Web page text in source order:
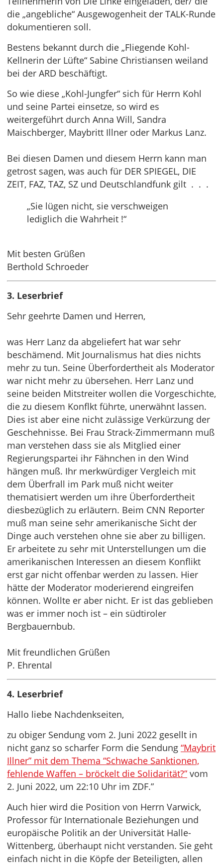
die „angebliche“ Ausgewogenheit der TALK-Runde
dokumentieren soll.
Bestens bekannt durch die „Fliegende Kohl-
Kellnerin der Lüfte“ Sabine Christiansen weiland
bei der ARD beschäftigt.
So wie diese „Kohl-Jungfer“ sich für Herrn Kohl
und seine Partei einsetze, so wird es
weitergeführt durch Anna Will, Sandra
Maischberger, Maybritt Illner oder Markus Lanz.
Bei diesen Damen und diesem Herrn kann man
getrost sagen, was auch für DER SPIEGEL, DIE
ZEIT, FAZ, TAZ, SZ und Deutschlandfunk gilt . . .
„Sie lügen nicht, sie verschweigen
lediglich die Wahrheit !“
Mit besten Grüßen
Berthold Schroeder
3. Leserbrief
Sehr geehrte Damen und Herren,
was Herr Lanz da abgeliefert hat war sehr
beschämend. Mit Journalismus hat dies nichts
mehr zu tun. Seine Überfordertheit als Moderator
war nicht mehr zu übersehen. Herr Lanz und
seine beiden Mitstreiter wollen die Vorgeschichte,
die zu diesem Konflkt führte, unerwähnt lassen.
Dies ist aber eine nicht zulässige Verkürzung der
Geschehnisse. Bei Frau Strack-Zimmermann muß
man verstehen dass sie als Mitglied einer
Regierungspartei ihr Fähnchen in den Wind
hängen muß. Ihr merkwürdiger Vergleich mit
dem Überfrall im Park muß nicht weiter
thematisiert werden um ihre Überfordertheit
diesbezüglich zu erläutern. Beim CNN Reporter
muß man seine sehr amerikanische Sicht der
Dinge auch verstehen ohne sie aber zu billigen.
Er arbeitete zu sehr mit Unterstellungen um die
amerikanischen Interessen an diesem Konflikt
erst gar nicht offenbar werden zu lassen. Hier
hätte der Moderator moderierend eingreifen
können. Wollte er aber nicht. Er ist das geblieben
was er immer noch ist – ein südtiroler
Bergbauernbub.
Mit freundlichen Grüßen
P. Ehrental
4. Leserbrief
Hallo liebe Nachdenkseiten,
zu obiger Sendung vom 2. Juni 2022 gesellt in
nicht ganz so scharfer Form die Sendung “Maybrit
Illner” mit dem Thema “Schwache Sanktionen,
fehlende Waffen – bröckelt die Solidarität?” vom
2. Juni 2022, um 22:10 Uhr im ZDF.”
Auch hier wird die Position von Herrn Varwick,
Professor für Internationale Beziehungen und
europäische Politik an der Universität Halle-
Wittenberg, überhaupt nicht verstanden. Sie geht
einfach nicht in die Köpfe der Beteiligten, allen